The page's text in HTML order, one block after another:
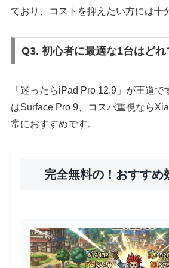
ており、コストを抑えたい方には十
Q3. 初心者に最適な1台はどれ
「迷ったらiPad Pro 12.9」が王道
はSurface Pro 9、コスパ重視なら
常におすすめです。
完全無料の！おすすめ